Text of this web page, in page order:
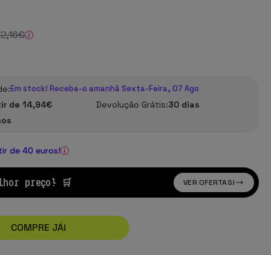
,16€
Em stock! Receba-o amanhã Sexta-Feira, 07 Ago
de 14,94€ Devolução Grátis:30 dias
de 40 euros!
preço! 🛒 VER OFERTAS!
COMPRE JÁ!